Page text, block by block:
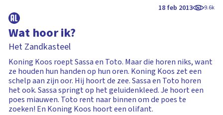
18 feb 2013 9.6k
Wat hoor ik?
Het Zandkasteel
Koning Koos roept Sassa en Toto. Maar die horen niks, want
ze houden hun handen op hun oren. Koning Koos zet een
schelp aan zijn oor. Hij hoort de zee. Sassa en Toto horen
het ook. Sassa springt op het geluidenkleed. Je hoort een
poes miauwen. Toto rent naar binnen om de poes te
zoeken! En Koning Koos hoort een olifant.